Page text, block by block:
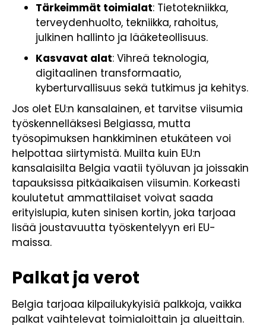
Tärkeimmät toimialat: Tietotekniikka,
terveydenhuolto, tekniikka, rahoitus,
julkinen hallinto ja lääketeollisuus.
Kasvavat alat: Vihreä teknologia,
digitaalinen transformaatio,
kyberturvallisuus sekä tutkimus ja kehitys.
Jos olet EU:n kansalainen, et tarvitse viisumia
työskennelläksesi Belgiassa, mutta
työsopimuksen hankkiminen etukäteen voi
helpottaa siirtymistä. Muilta kuin EU:n
kansalaisilta Belgia vaatii työluvan ja joissakin
tapauksissa pitkäaikaisen viisumin. Korkeasti
koulutetut ammattilaiset voivat saada
erityislupia, kuten sinisen kortin, joka tarjoaa
lisää joustavuutta työskentelyyn eri EU-
maissa.
Palkat ja verot
Belgia tarjoaa kilpailukykyisiä palkkoja, vaikka
palkat vaihtelevat toimialoittain ja alueittain.